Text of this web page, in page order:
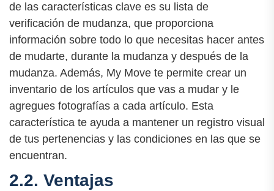
de las características clave es su lista de
verificación de mudanza, que proporciona
información sobre todo lo que necesitas hacer antes
de mudarte, durante la mudanza y después de la
mudanza. Además, My Move te permite crear un
inventario de los artículos que vas a mudar y le
agregues fotografías a cada artículo. Esta
característica te ayuda a mantener un registro visual
de tus pertenencias y las condiciones en las que se
encuentran.
2.2. Ventajas